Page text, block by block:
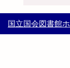
国立国会図書館